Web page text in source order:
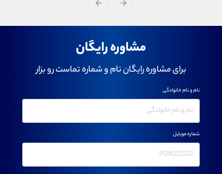
مشاوره رایگان
برای مشاوره رایگان نام و شماره تماست رو بزار
نام و نام خانوادگی
شماره موبایل